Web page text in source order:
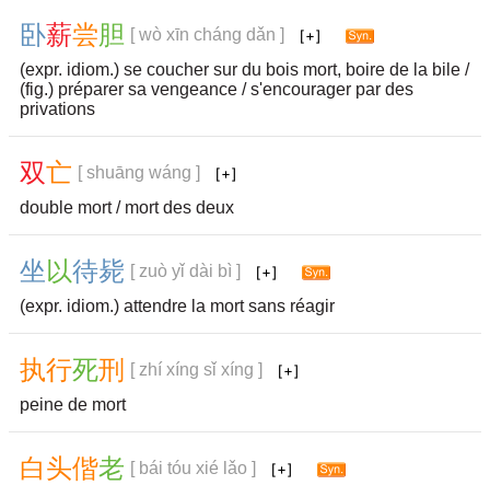
卧薪尝胆 [ wò xīn cháng dǎn ]
(expr. idiom.) se coucher sur du bois mort, boire de la bile /
(fig.) préparer sa vengeance / s'encourager par des
privations
双亡 [ shuāng wáng ]
double mort / mort des deux
坐 以待毙 [ zuò yǐ dài bì ]
(expr. idiom.) attendre la mort sans réagir
执行死刑
[ zhí xíng sǐ xíng ]
peine de mort
白头偕老 [ bái tóu xié lǎo ]